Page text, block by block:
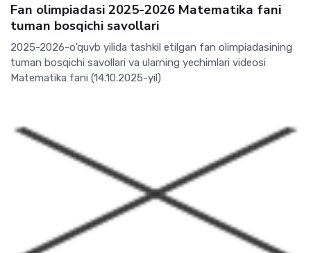
Fan olimpiadasi 2025-2026 Matematika fani
tuman bosqichi savollari
2025-2026-o'quvb yilida tashkil etilgan fan olimpiadasining
tuman bosqichi savollari va ularning yechimlari videosi
Matematika fani (14.10.2025-yil)